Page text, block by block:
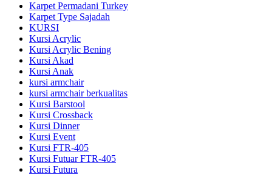
Karpet Permadani Turkey
Karpet Type Sajadah
KURSI
Kursi Acrylic
Kursi Acrylic Bening
Kursi Akad
Kursi Anak
kursi armchair
kursi armchair berkualitas
Kursi Barstool
Kursi Crossback
Kursi Dinner
Kursi Event
Kursi FTR-405
Kursi Futuar FTR-405
Kursi Futura